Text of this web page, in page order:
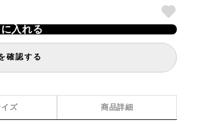
入れる
確認する
ズ 商品詳細